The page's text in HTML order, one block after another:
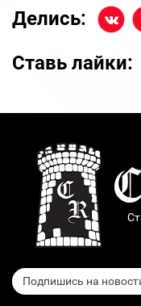
Делись:
Ставь лайки: